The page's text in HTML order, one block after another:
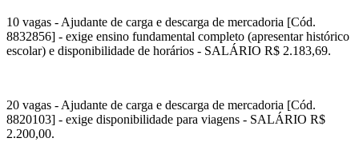
10 vagas - Ajudante de carga e descarga de mercadoria [Cód.
8832856] - exige ensino fundamental completo (apresentar histórico
escolar) e disponibilidade de horários - SALÁRIO R$ 2.183,69.
20 vagas - Ajudante de carga e descarga de mercadoria [Cód.
8820103] - exige disponibilidade para viagens - SALÁRIO R$
2.200,00.